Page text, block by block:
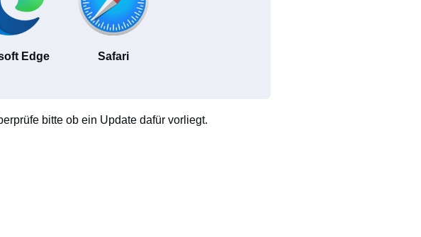
Edge Safari
bitte ob ein Update dafür vorliegt.